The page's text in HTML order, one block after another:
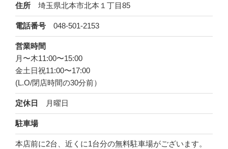
住所 埼玉県北本市北本１丁目85
電話番号 048-501-2153
営業時間
月〜木11:00〜15:00
金土日祝11:00〜17:00
(L.O/閉店時間の30分前）
定休日 月曜日
駐車場
本店前に2台、近くに1台分の無料駐車場がございます。